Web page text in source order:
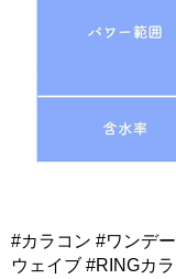
#カラコン #ワンデ
ウェイブ #RINGカ